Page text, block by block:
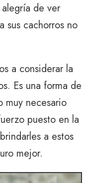
de ver
sus cachorros no
a considerar la
Es una forma de
muy necesario
puesto en la
a estos
mejor.